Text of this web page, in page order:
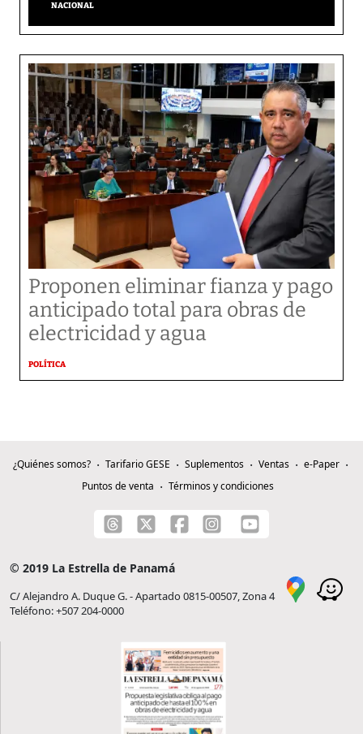
NACIONAL
Proponen eliminar fianza y pago
anticipado total para obras de
electricidad y agua
POLÍTICA
¿Quiénes somos? Tarifario GESE Suplementos Ventas
e-Paper
Puntos de venta
Términos y condiciones
© 2019 La Estrella de Panamá
C/ Alejandro A. Duque G. - Apartado 0815-00507, Zona 4
Teléfono: +507 204-0000